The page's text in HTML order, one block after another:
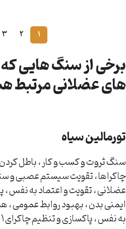
1
2
3
برخی از سنگ هایی که
های عضلانی مرتبط
تورمالین سیاه
سنگ ثروت و کسب و کار ، باطل
چاکراها ، تقویت سیستم عصبی و
عضلانی ، تقویت و اعتماد به نفس
ایمنی بدن ، بهبود روابط عمومی
به نفس ، پاکسازی و تنظیم چاکرای 1